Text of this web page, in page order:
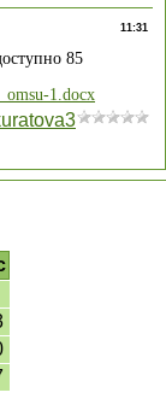
11:31
85
1.docx